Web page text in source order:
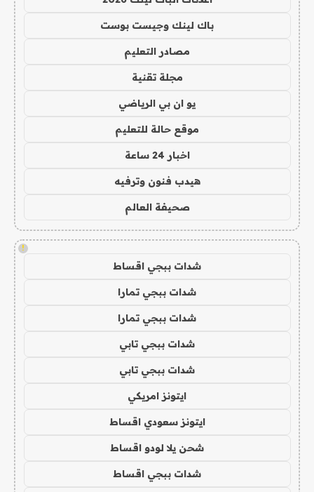
باك لينك وجيست بوست
مصادر التعليم
مجلة تقنية
يو ان بي الرياضي
موقع حالة للتعليم
اخبار 24 ساعة
هيدب فنون وترفيه
صحيفة العالم
!
شدات ببجي اقساط
شدات ببجي تمارا
شدات ببجي تمارا
شدات ببجي تابي
شدات ببجي تابي
ايتونز امريكي
ايتونز سعودي اقساط
شحن يلا لودو اقساط
شدات ببجي اقساط